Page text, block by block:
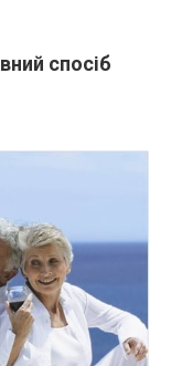
спосіб